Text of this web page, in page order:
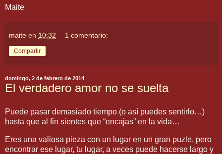
Maite
maite en 10:32 1 comentario:
Compartir
domingo, 2 de febrero de 2014
El verdadero amor no se suelta
Puede pasar demasiado tiempo (o así puedes sentirlo…)
hasta que al fin sientes que “encajas” en la vida…
Eres una valiosa pieza con un lugar en un gran puzle, pero
encontrar ese lugar, tu lugar, a veces puede hacerse largo y